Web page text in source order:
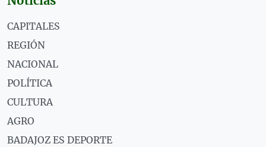
CAPITALES
REGIÓN
NACIONAL
POLÍTICA
CULTURA
AGRO
BADAJOZ ES DEPORTE